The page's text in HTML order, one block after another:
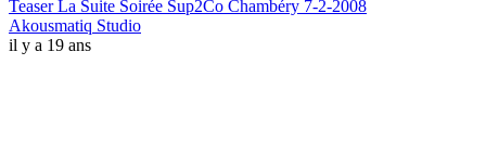
Teaser La Suite Soirée Sup2Co Chambéry 7-2-2008
Akousmatiq Studio
il y a 19 ans